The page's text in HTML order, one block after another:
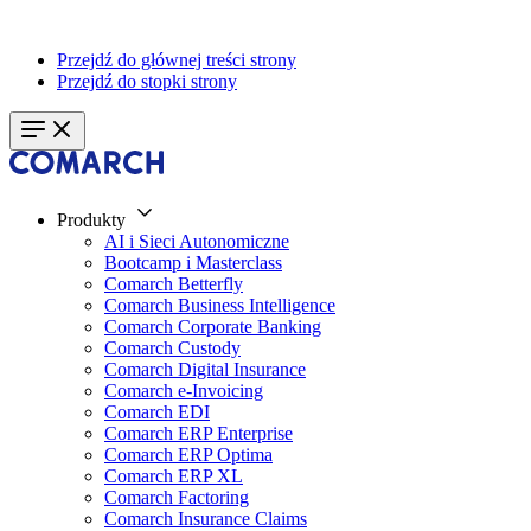
Przejdź do głównej treści strony
Przejdź do stopki strony
Produkty
AI i Sieci Autonomiczne
Bootcamp i Masterclass
Comarch Betterfly
Comarch Business Intelligence
Comarch Corporate Banking
Comarch Custody
Comarch Digital Insurance
Comarch e-Invoicing
Comarch EDI
Comarch ERP Enterprise
Comarch ERP Optima
Comarch ERP XL
Comarch Factoring
Comarch Insurance Claims